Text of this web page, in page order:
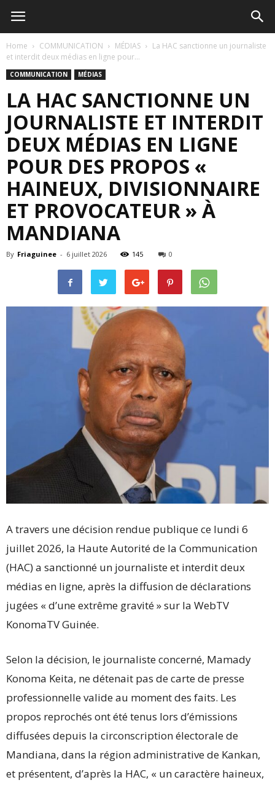
Home COMMUNICATION MÉDIAS
La HAC sanctionne un journaliste
et interdit deux médias en ligne pour...
COMMUNICATION MÉDIAS
LA HAC SANCTIONNE UN
JOURNALISTE ET INTERDIT
DEUX MÉDIAS EN LIGNE
POUR DES PROPOS «
HAINEUX, DIVISIONNAIRE
ET PROVOCATEUR » À
MANDIANA
By Friaguinee - 6 juillet 2026 145 0
A travers une décision rendue publique ce lundi 6
juillet 2026, la Haute Autorité de la Communication
(HAC) a sanctionné un journaliste et interdit deux
médias en ligne, après la diffusion de déclarations
jugées « d’une extrême gravité » sur la WebTV
KonomaTV Guinée.
Selon la décision, le journaliste concerné, Mamady
Konoma Keita, ne détenait pas de carte de presse
professionnelle valide au moment des faits. Les
propos reprochés ont été tenus lors d’émissions
diffusées depuis la circonscription électorale de
Mandiana, dans la région administrative de Kankan,
et présentent, d’après la HAC, « un caractère haineux,